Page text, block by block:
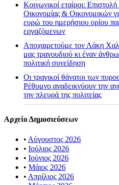
Κοινωνικοί εταίροι:
Οικονομίας & Οικονομικών
ευρώ του ημερήσιου ορίου
εργαζόμενων
Αποχαιρετούμε τον Λάκη
μας τραγουδιού κι έναν
πολιτική συνείδηση
Οι τραγικοί θάνατοι των
Ρέθυμνο αναδεικνύουν την
την πλευρά της πολιτείας
Αρχείο Δημοσιεύσεων
• Αύγουστος 2026
• Ιούλιος 2026
• Ιούνιος 2026
• Μάιος 2026
• Απρίλιος 2026